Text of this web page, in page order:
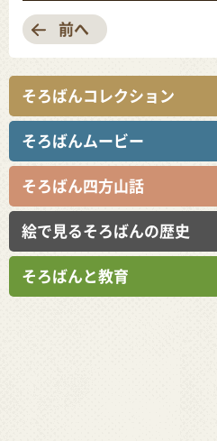
前へ
そろばんコレクション
そろばんムービー
そろばん四方山話
絵で見るそろばんの歴史
そろばんと教育